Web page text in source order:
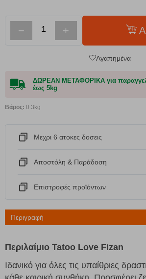
− +
Αγαπημένα
ΔΩΡΕΑΝ ΜΕΤΑΦΟΡΙΚΑ για
έως 5kg
Βάρος: 0.3kg
Μεχρι 6 ατοκες δοσεις
Αποστόλη & Παράδοση
Eπιστροφές προϊόντων
Περιγραφή
Περιλαίμιο Tatoo Love Fizan
Ιδανικό για όλες τις υπαίθριες